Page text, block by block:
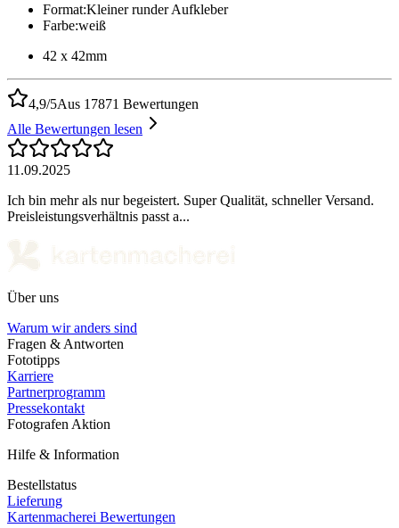
Format:Kleiner runder Aufkleber
Farbe:weiß
42 x 42mm
4,9/5Aus 17871 Bewertungen
Alle Bewertungen lesen
11.09.2025
Ich bin mehr als nur begeistert. Super Qualität, schneller Versand.
Preisleistungsverhältnis passt a...
Über uns
Warum wir anders sind
Fragen & Antworten
Fototipps
Karriere
Partnerprogramm
Pressekontakt
Fotografen Aktion
Hilfe & Information
Bestellstatus
Lieferung
Kartenmacherei Bewertungen